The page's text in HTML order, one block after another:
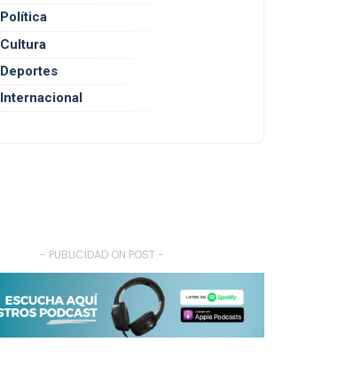
Política
Cultura
Deportes
Internacional
- PUBLICIDAD ON POST -